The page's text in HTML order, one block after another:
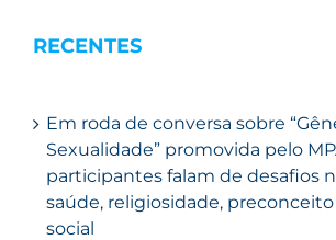
RECENTES
Em roda de conversa sobre
Sexualidade” promovida pelo
participantes falam de desafios
saúde, religiosidade,
social